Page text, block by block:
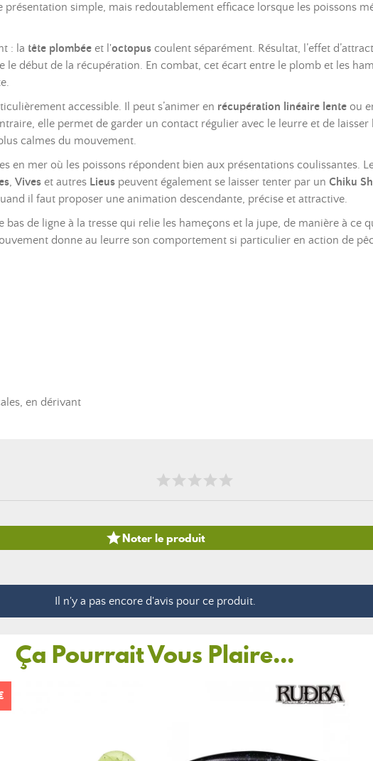
présentation simple, mais redoutablement efficace lorsque les poissons
: la tête plombée et l'octopus coulent séparément. Résultat, l’effet
début de la récupération. En combat, cet écart entre le plomb et les
accessible. Il peut s’animer en récupération linéaire lente ou
elle permet de garder un contact régulier avec le leurre et de laisser
calmes du mouvement.
en mer où les poissons répondent bien aux présentations coulissantes.
, Vives et autres Lieus peuvent également se laisser tenter par un Chiku
il faut proposer une animation descendante, précise et attractive.
de ligne à la tresse qui relie les hameçons et la jupe, de manière à ce
donne au leurre son comportement si particulier en action de
en dérivant
Noter le produit
Il n'y a pas encore d'avis pour ce produit.
Ça Pourrait Vous Plaire...